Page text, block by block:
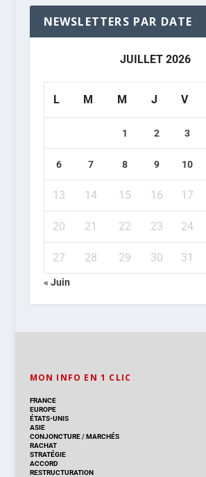
NEWSLETTERS PAR DATE
JUILLET 2026
L M M J V
1 2 3
6 7 8 9 10
13 14 15 16 17
20 21 22 23 24
27 28 29 30 31
« Juin
MON INFO EN 1 CLIC
FRANCE
EUROPE
ÉTATS-UNIS
ASIE
CONJONCTURE/MARCHÉS
RACHAT
STRATÉGIE
ACCORD
RESTRUCTURATION